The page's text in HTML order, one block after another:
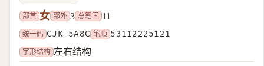
部首 女 部外 3 总笔画 11
统一码 CJK 5A8C 笔顺 53112225121
字形结构 左右结构